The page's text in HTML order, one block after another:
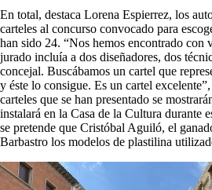
En total, destaca Lorena Espierrez, los
carteles al concurso convocado para
han sido 24. “Nos hemos encontrado con
jurado incluía a dos diseñadores, dos
concejal. Buscábamos un cartel que
y éste lo consigue. Es un cartel
carteles que se han presentado se
instalará en la Casa de la Cultura durante
se pretende que Cristóbal Aguiló, el
Barbastro los modelos de plastilina